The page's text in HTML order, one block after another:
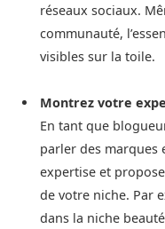
réseaux sociaux.
communauté,
visibles sur la toile.
Montrez votre
En tant que
parler des marques
expertise et
de votre niche. Par
dans la niche